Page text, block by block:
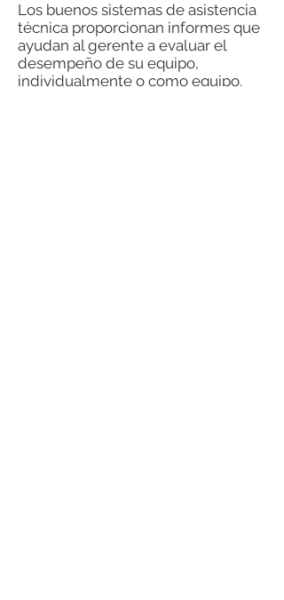
Los buenos sistemas de asistencia
técnica proporcionan informes que
ayudan al gerente a evaluar el
desempeño de su equipo,
individualmente o como equipo.